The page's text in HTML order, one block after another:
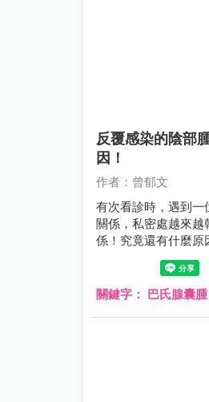
反覆感染的陰部
因！
作者：曾郁文
有次看診時，遇到一
關係，私密處越來
係！究竟還有什麼原
關鍵字： 巴氏腺囊腫